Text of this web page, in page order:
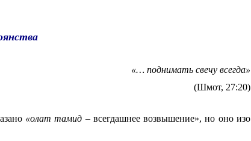
«… поднимать свечу всегда»
(Шмот, 27:20)
«олат тамид – всегдашнее возвышение», но оно изо